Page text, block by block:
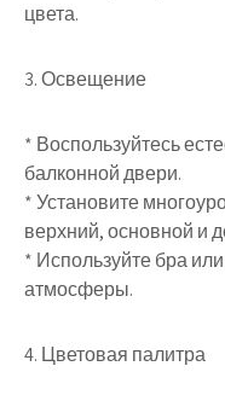
цвета.
3. Освещение
* Воспользуйтесь
балконной двери.
* Установите
верхний, основной и
* Используйте бра
атмосферы.
4. Цветовая палитра